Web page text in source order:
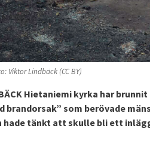
Viktor Lindbäck (CC BY)
Hietaniemi kyrka har
brandorsak” som berövade
hade tänkt att skulle bli ett